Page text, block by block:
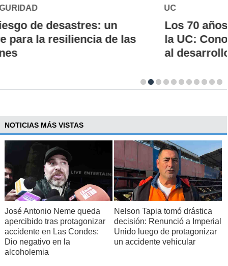
UC
Los 70 años de la Carrera de Química de
la UC: Conoce su historia, hitos y aporte
al desarrollo científico del país
NOTICIAS MÁS VISTAS
José Antonio Neme queda
apercibido tras protagonizar
accidente en Las Condes:
Dio negativo en la
alcoholemia
Nelson Tapia tomó drástica
decisión: Renunció a Imperial
Unido luego de protagonizar
un accidente vehicular